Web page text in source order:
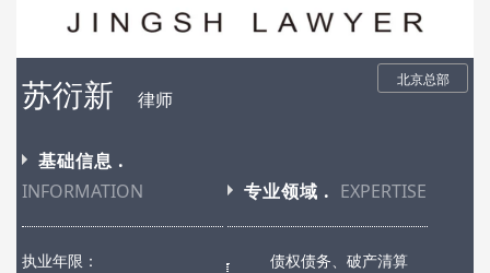
苏衍新 律师
北京总部
基础信息 .
INFORMATION
专业领域 . EXPERTISE
执业年限： 债权债务、破产清算